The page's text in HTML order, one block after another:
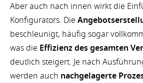
Aber auch nach innen wirkt die
Konfigurators. Die
beschleunigt, häufig sogar
was die Effizienz des gesamten
deutlich steigert. Je nach
werden auch nachgelagerte